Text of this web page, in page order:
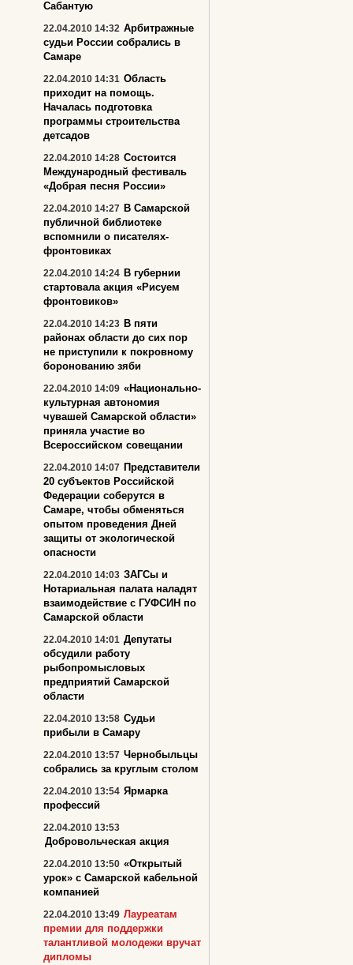
Сабантую
22.04.2010 14:32 Арбитражные
судьи России собрались в
Самаре
22.04.2010 14:31 Область
приходит на помощь.
Началась подготовка
программы строительства
детсадов
22.04.2010 14:28 Состоится
Международный фестиваль
«Добрая песня России»
22.04.2010 14:27 В Самарской
публичной библиотеке
вспомнили о писателях-
фронтовиках
22.04.2010 14:24 В губернии
стартовала акция «Рисуем
фронтовиков»
22.04.2010 14:23 В пяти
районах области до сих пор
не приступили к покровному
боронованию зяби
22.04.2010 14:09 «Национально-
культурная автономия
чувашей Самарской области»
приняла участие во
Всероссийском совещании
22.04.2010 14:07 Представители
20 субъектов Российской
Федерации соберутся в
Самаре, чтобы обменяться
опытом проведения Дней
защиты от экологической
опасности
22.04.2010 14:03 ЗАГСы и
Нотариальная палата наладят
взаимодействие с ГУФСИН по
Самарской области
22.04.2010 14:01 Депутаты
обсудили работу
рыбопромысловых
предприятий Самарской
области
22.04.2010 13:58 Судьи
прибыли в Самару
22.04.2010 13:57 Чернобыльцы
собрались за круглым столом
22.04.2010 13:54 Ярмарка
профессий
22.04.2010 13:53
Добровольческая акция
22.04.2010 13:50 «Открытый
урок» с Самарской кабельной
компанией
22.04.2010 13:49 Лауреатам
премии для поддержки
талантливой молодежи вручат
дипломы